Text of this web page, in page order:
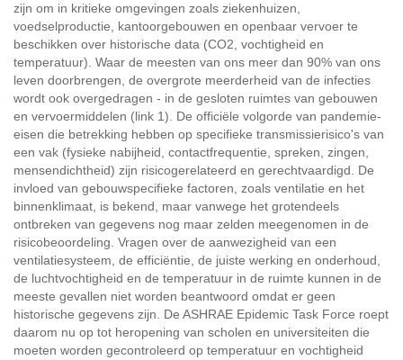
zijn om in kritieke omgevingen zoals ziekenhuizen,
voedselproductie, kantoorgebouwen en openbaar vervoer te
beschikken over historische data (CO2, vochtigheid en
temperatuur). Waar de meesten van ons meer dan 90% van ons
leven doorbrengen, de overgrote meerderheid van de infecties
wordt ook overgedragen - in de gesloten ruimtes van gebouwen
en vervoermiddelen (link 1). De officiële volgorde van pandemie-
eisen die betrekking hebben op specifieke transmissierisico's van
een vak (fysieke nabijheid, contactfrequentie, spreken, zingen,
mensendichtheid) zijn risicogerelateerd en gerechtvaardigd. De
invloed van gebouwspecifieke factoren, zoals ventilatie en het
binnenklimaat, is bekend, maar vanwege het grotendeels
ontbreken van gegevens nog maar zelden meegenomen in de
risicobeoordeling. Vragen over de aanwezigheid van een
ventilatiesysteem, de efficiëntie, de juiste werking en onderhoud,
de luchtvochtigheid en de temperatuur in de ruimte kunnen in de
meeste gevallen niet worden beantwoord omdat er geen
historische gegevens zijn. De ASHRAE Epidemic Task Force roept
daarom nu op tot heropening van scholen en universiteiten die
moeten worden gecontroleerd op temperatuur en vochtigheid